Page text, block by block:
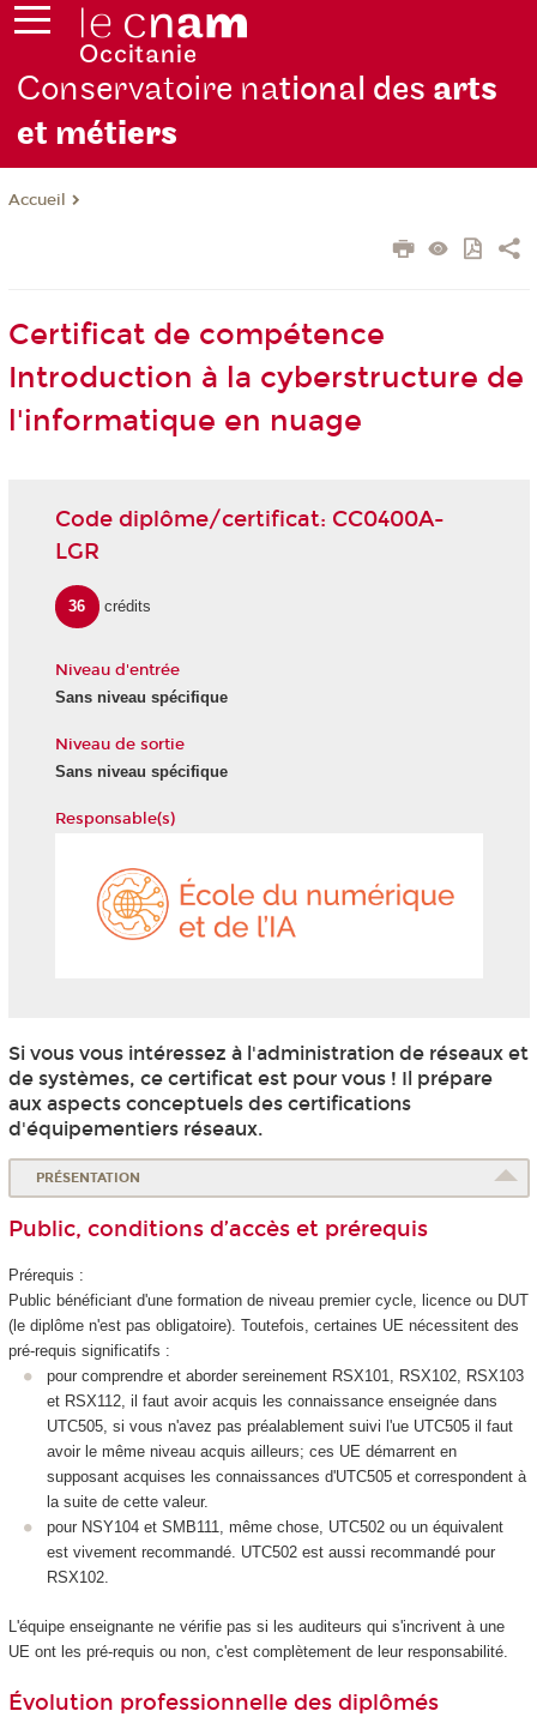
Conservatoire national des arts
et métiers
Accueil
Certificat de compétence
Introduction à la cyberstructure de
l'informatique en nuage
Code diplôme/certificat: CC0400A-
LGR
36 crédits
Niveau d'entrée
Sans niveau spécifique
Niveau de sortie
Sans niveau spécifique
Responsable(s)
Si vous vous intéressez à l'administration de réseaux et
de systèmes, ce certificat est pour vous ! Il prépare
aux aspects conceptuels des certifications
d'équipementiers réseaux.
PRÉSENTATION
Public, conditions d’accès et prérequis
Prérequis :
Public bénéficiant d'une formation de niveau premier cycle, licence ou DUT
(le diplôme n'est pas obligatoire). Toutefois, certaines UE nécessitent des
pré-requis significatifs :
pour comprendre et aborder sereinement RSX101, RSX102, RSX103
et RSX112, il faut avoir acquis les connaissance enseignée dans
UTC505, si vous n'avez pas préalablement suivi l'ue UTC505 il faut
avoir le même niveau acquis ailleurs; ces UE démarrent en
supposant acquises les connaissances d'UTC505 et correspondent à
la suite de cette valeur.
pour NSY104 et SMB111, même chose, UTC502 ou un équivalent
est vivement recommandé. UTC502 est aussi recommandé pour
RSX102.
L'équipe enseignante ne vérifie pas si les auditeurs qui s'incrivent à une
UE ont les pré-requis ou non, c'est complètement de leur responsabilité.
Évolution professionnelle des diplômés